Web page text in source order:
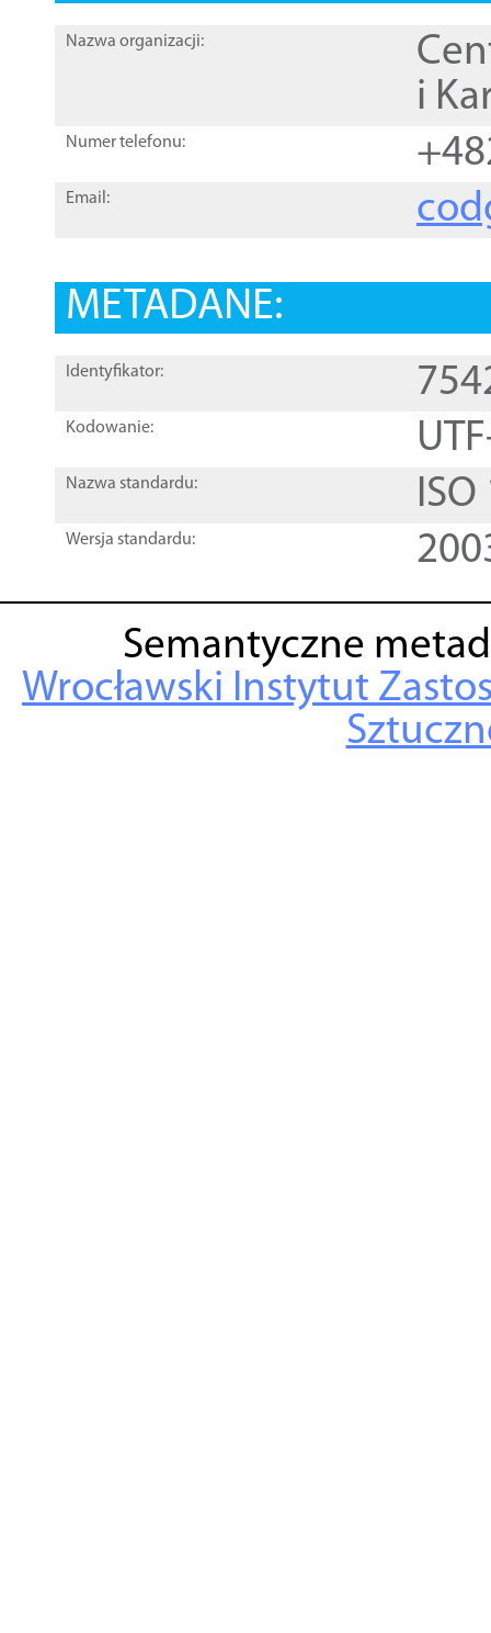
Nazwa organizacji:
i
Numer telefonu:
Email:
METADANE:
Identyfikator:
Kodowanie:
Nazwa standardu:
Wersja standardu:
Semantyczne
Wrocławski Instytut